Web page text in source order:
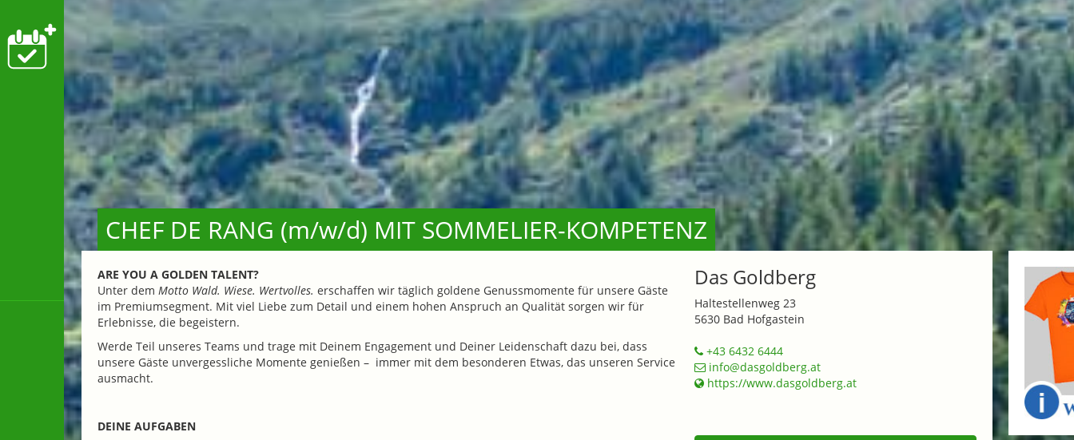
CHEF DE RANG (m/w/d) MIT SOMMELIER-KOMPETENZ
ARE YOU A GOLDEN TALENT?
Unter dem Motto Wald. Wiese. Wertvolles. erschaffen wir täglich goldene Genussmomente für unsere Gäste
im Premiumsegment. Mit viel Liebe zum Detail und einem hohen Anspruch an Qualität sorgen wir für
Erlebnisse, die begeistern.
Werde Teil unseres Teams und trage mit Deinem Engagement und Deiner Leidenschaft dazu bei, dass
unsere Gäste unvergessliche Momente genießen – immer mit dem besonderen Etwas, das unseren Service
ausmacht.
DEINE AUFGABEN
Das Goldberg
Haltestellenweg 23
5630 Bad Hofgastein
+43 6432 6444
info@dasgoldberg.at
https://www.dasgoldberg.at